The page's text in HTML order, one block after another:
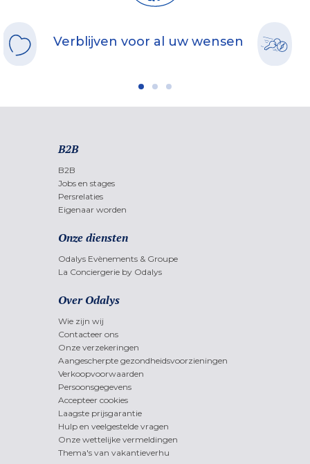
Verblijven voor al uw wensen
B2B
B2B
Jobs en stages
Persrelaties
Eigenaar worden
Onze diensten
Odalys Evènements & Groupe
La Conciergerie by Odalys
Over Odalys
Wie zijn wij
Contacteer ons
Onze verzekeringen
Aangescherpte gezondheidsvoorzieningen
Verkoopvoorwaarden
Persoonsgegevens
Accepteer cookies
Laagste prijsgarantie
Hulp en veelgestelde vragen
Onze wettelijke vermeldingen
Thema's van vakantieverhu